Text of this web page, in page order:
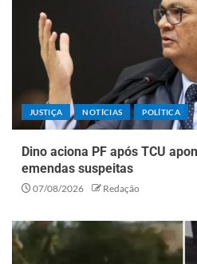
JUSTIÇA NOTÍCIAS POLÍTICA
Dino aciona PF após TCU
emendas suspeitas
07/08/2026 Redação